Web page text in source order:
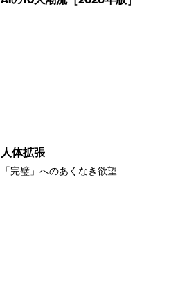
人体拡張
「完璧」へのあくなき欲望